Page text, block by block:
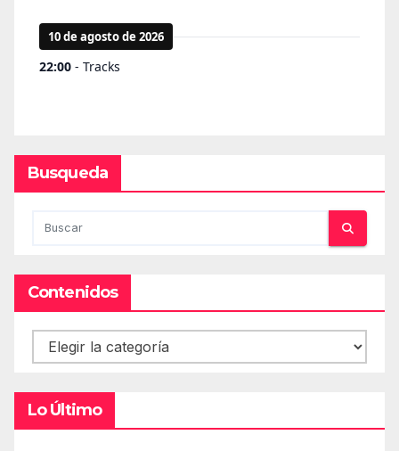
Busqueda
Contenidos
Contenidos
Lo Último